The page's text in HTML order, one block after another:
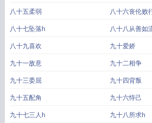
八十五柔弱 八十六丧伦败
八十七坠落h 八十八从善如
八十九喜欢 九十爱娇
九十一敌意 九十二相争
九十三委屈 九十四背叛
九十五配角 九十六恃己
九十七三人h 九十八所求h